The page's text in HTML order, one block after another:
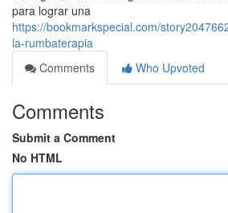
para lograr una
https://bookmarkspecial.com/
la-rumbaterapia
Comments
Who Upvoted
Comments
Submit a Comment
No HTML